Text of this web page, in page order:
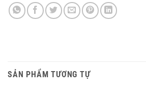
SẢN PHẨM TƯƠNG TỰ